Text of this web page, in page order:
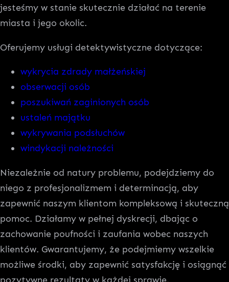
jesteśmy w stanie skutecznie działać na terenie
miasta i jego okolic.
Oferujemy usługi detektywistyczne dotyczące:
wykrycia zdrady małżeńskiej
obserwacji osób
poszukiwań zaginionych osób
ustaleń majątku
wykrywania podsłuchów
windykacji należności
Niezależnie od natury problemu, podejdziemy do
niego z profesjonalizmem i determinacją, aby
zapewnić naszym klientom kompleksową i skuteczną
pomoc. Działamy w pełnej dyskrecji, dbając o
zachowanie poufności i zaufania wobec naszych
klientów. Gwarantujemy, że podejmiemy wszelkie
możliwe środki, aby zapewnić satysfakcję i osiągnąć